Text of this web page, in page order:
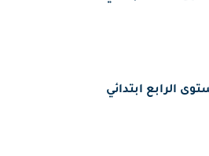
الرابع ابتدائي